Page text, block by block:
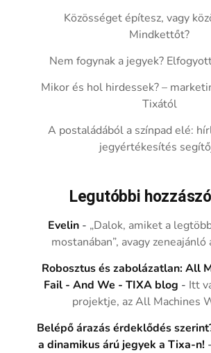
Közösséget építesz, vagy
Mindkettőt?
Nem fogynak a jegyek?
Mikor és hol hirdessek? –
Tixától
A postaládából a színpad elé:
jegyértékesítés
Legutóbbi
Evelin - „Dalok, amiket a
mostanában”, avagy
Robosztus és zabolázatlan: All
Fail - And We - TIXA blog - Itt
projektje, az All Machines
Belépő árazás érdeklődés
a dinamikus árú jegyek a Tixa-n!